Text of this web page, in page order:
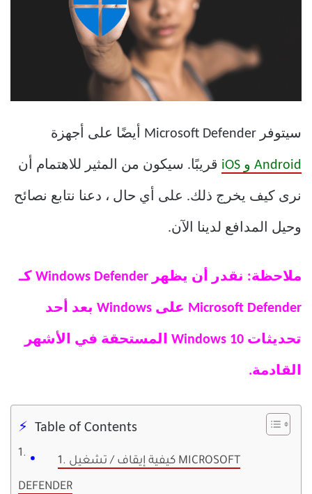
سيتوفر Microsoft Defender أيضًا على أجهزة
Android و iOS قريبًا. سيكون من المثير للاهتمام أن
نرى كيف يخرج ذلك. على أي حال ، دعنا نتابع نصائح
وحيل المدافع لدينا الآن.
ملاحظة: نقدر أن يظهر Windows Defender كـ
Microsoft Defender على Windows بعد أحد
تحديثات Windows 10 المستحقة في الأشهر
القادمة.
Table of Contents
1. كيفية إيقاف / تشغيل MICROSOFT
DEFENDER